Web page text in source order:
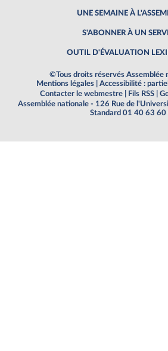
UNE SEMAINE À
S'ABONNER À UN
OUTIL D'ÉVALUATION
©Tous droits réservés Assemblée
Mentions légales
Accessibilité :
Contacter le webmestre
Fils RSS
Assemblée nationale - 126 Rue de
Standard 01 40 63 60